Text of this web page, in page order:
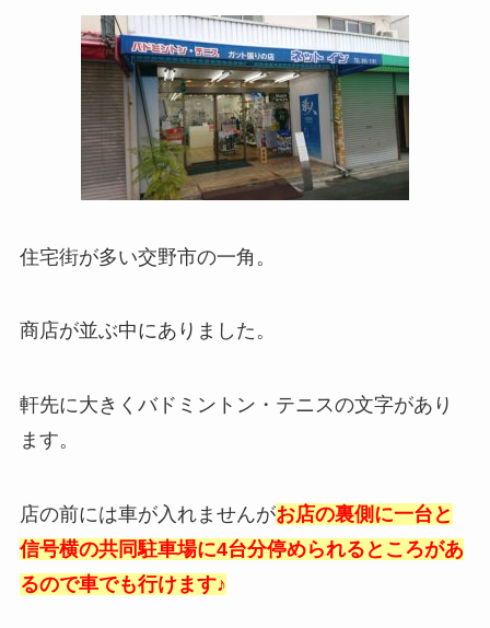
住宅街が多い交野市の一角。
商店が並ぶ中にありました。
軒先に大きくバドミントン・テニスの文字があり
ます。
店の前には車が入れませんがお店の裏側に一台と
信号横の共同駐車場に4台分停められるところがあ
るので車でも行けます♪